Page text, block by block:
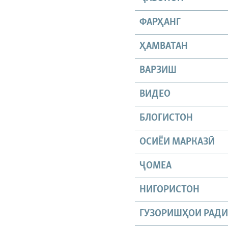
ФАРҲАНГ
ҲАМВАТАН
ВАРЗИШ
ВИДЕО
БЛОГИСТОН
ОСИЁИ МАРКАЗӢ
ҶОМEА
НИГОРИСТОН
ГУЗОРИШҲОИ